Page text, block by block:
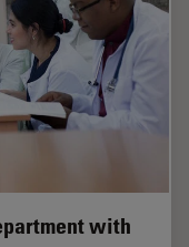
with